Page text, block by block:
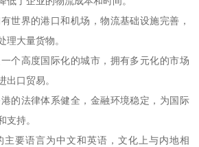
世界的港口和机场，物流基础设施完善，
理大量货物。
个高度国际化的城市，拥有多元化的市场
出口贸易。
的法律体系健全，金融环境稳定，为国际
支持。
主要语言为中文和英语，文化上与内地相